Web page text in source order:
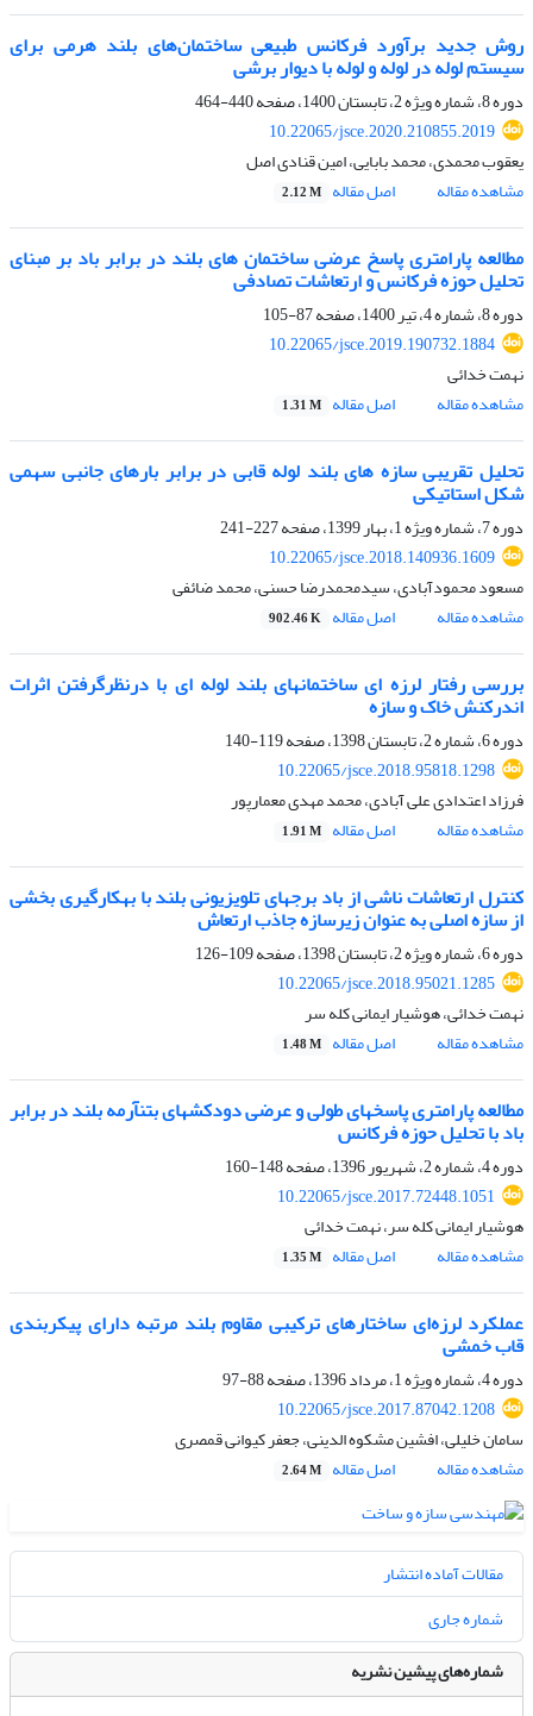
روش جدید برآورد فرکانس طبیعی ساختمان‌های بلند هرمی برای
سیستم لوله در لوله و لوله با دیوار برشی
دوره 8، شماره ویژه 2، تابستان 1400، صفحه
440-464
10.22065/jsce.2020.210855.2019
یعقوب محمدی، محمد بابایی، امین قنادی اصل
مشاهده مقاله
اصل مقاله 2.12 M
مطالعه پارامتری پاسخ عرضی ساختمان های بلند در برابر باد بر مبنای
تحلیل حوزه فرکانس و ارتعاشات تصادفی
دوره 8، شماره 4، تیر 1400، صفحه
87-105
10.22065/jsce.2019.190732.1884
نهمت خدائی
مشاهده مقاله
اصل مقاله 1.31 M
تحلیل تقریبی سازه های بلند لوله قابی در برابر بارهای جانبی سهمی
شکل استاتیکی
دوره 7، شماره ویژه 1، بهار 1399، صفحه
227-241
10.22065/jsce.2018.140936.1609
مسعود محمودآبادی، سیدمحمدرضا حسنی، محمد ضائفی
مشاهده مقاله
اصل مقاله 902.46 K
بررسی رفتار لرزه‏ ای ساختمان‏های بلند لوله‏ ای با درنظرگرفتن اثرات
اندرکنش خاک و سازه
دوره 6، شماره 2، تابستان 1398، صفحه
119-140
10.22065/jsce.2018.95818.1298
فرزاد اعتدادی علی آبادی، محمد مهدی معمارپور
مشاهده مقاله
اصل مقاله 1.91 M
کنترل ارتعاشات ناشی از باد برج‎های تلویزیونی بلند با به‎کارگیری بخشی
از سازه اصلی به عنوان زیرسازه جاذب ارتعاش
دوره 6، شماره ویژه 2، تابستان 1398، صفحه
109-126
10.22065/jsce.2018.95021.1285
نهمت خدائی، هوشیار ایمانی کله سر
مشاهده مقاله
اصل مقاله 1.48 M
مطالعه پارامتری پاسخ‎های‎ طولی و عرضی دودکش‎های بتن‎آرمه بلند در برابر
باد با تحلیل حوزه فرکانس
دوره 4، شماره 2، شهریور 1396، صفحه
148-160
10.22065/jsce.2017.72448.1051
هوشیار ایمانی کله سر، نهمت خدائی
مشاهده مقاله
اصل مقاله 1.35 M
عملکرد لرزه‌ای ساختارهای ترکیبی مقاوم بلند مرتبه دارای پیکربندی
قاب خمشی
دوره 4، شماره ویژه 1، مرداد 1396، صفحه
88-97
10.22065/jsce.2017.87042.1208
سامان خلیلی، افشین مشکوه الدینی، جعفر کیوانی قمصری
مشاهده مقاله
اصل مقاله 2.64 M
مقالات آماده انتشار
شماره جاری
شماره‌های پیشین نشریه